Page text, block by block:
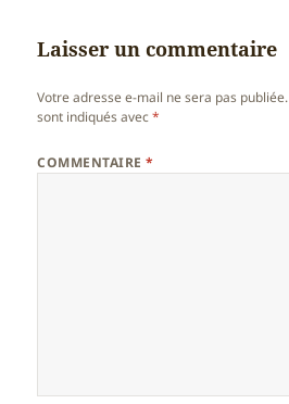
Laisser un commentaire
Votre adresse e-mail ne sera pas publiée.
sont indiqués avec*
COMMENTAIRE*